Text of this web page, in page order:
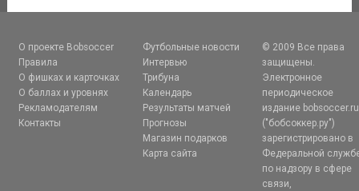
О проекте Bobsoccer
Правила
О фишках и карточках
О баллах и уровнях
Рекламодателям
Контакты
Футбольные новости
Интервью
Трибуна
Календарь
Результаты матчей
Прогнозы
Магазин подарков
Карта сайта
© 2009 Все права
защищены.
Электронное
периодическое
издание bobsoccer.ru
("бобсоккер.ру")
зарегистрировано в
Федеральной
по надзору в сфере
связи,